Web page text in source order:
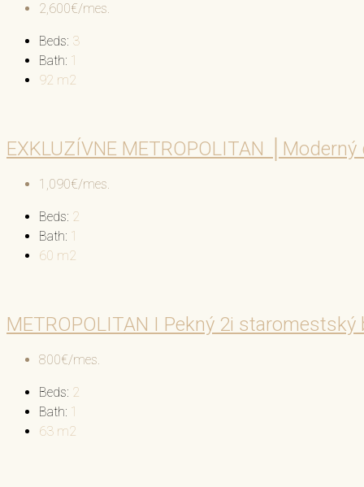
2,600€/mes.
Beds: 3
Bath: 1
92 m2
EXKLUZÍVNE METROPOLITAN
1,090€/mes.
Beds: 2
Bath: 1
60 m2
METROPOLITAN I Pekný 2i
800€/mes.
Beds: 2
Bath: 1
63 m2